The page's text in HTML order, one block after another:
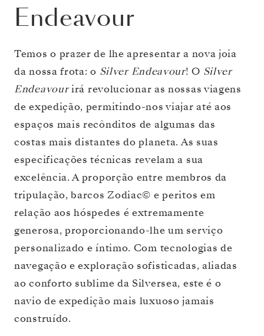
Endeavour
Temos o prazer de lhe apresentar a nova joia
da nossa frota: o Silver Endeavour! O Silver
Endeavourirá revolucionar as nossas viagens
de expedição, permitindo-nos viajar até aos
espaços mais recônditos de algumas das
costas mais distantes do planeta. As suas
especificações técnicas revelam a sua
excelência. A proporção entre membros da
tripulação, barcos Zodiac© e peritos em
relação aos hóspedes é extremamente
generosa, proporcionando-lhe um serviço
personalizado e íntimo. Com tecnologias de
navegação e exploração sofisticadas, aliadas
ao conforto sublime da Silversea, este é o
navio de expedição mais luxuoso jamais
construído.